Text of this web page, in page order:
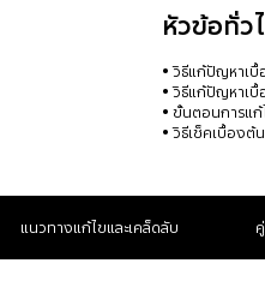
หัวข้อทั่ว
วิธีแก้ปัญหาเบื้
วิธีแก้ปัญหาเบื้
ขั้นตอนการแก้
วิธีเช็คเบื้องต้
แนวทางแก้ไขและเคล็ดลับ